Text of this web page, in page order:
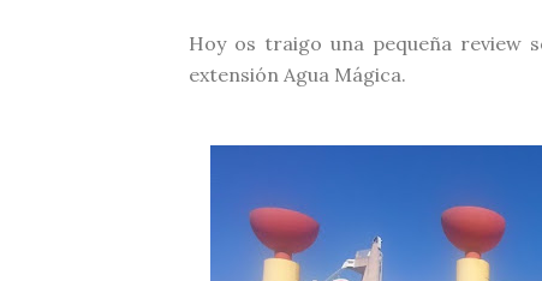
Hoy os traigo una pequeña review
extensión Agua Mágica.